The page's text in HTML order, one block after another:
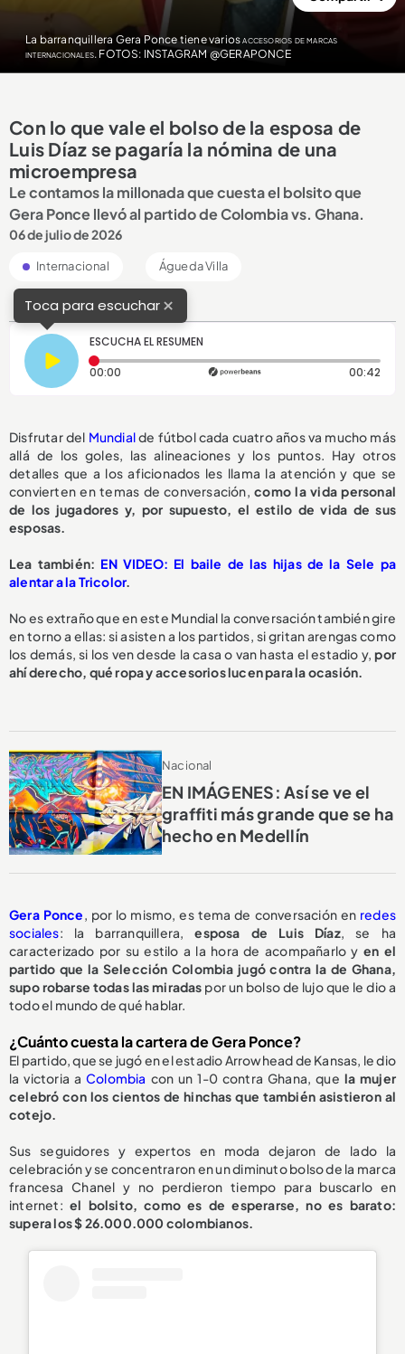
La barranquillera Gera Ponce tiene variosaccesorios de marcas
internacionales. FOTOS: INSTAGRAM @GERAPONCE
Con lo que vale el bolso de la esposa de
Luis Díaz se pagaría la nómina de una
microempresa
Le contamos la millonada que cuesta el bolsito que
Gera Ponce llevó al partido de Colombia vs. Ghana.
06 de julio de 2026
Internacional Águeda Villa
Toca para escuchar×
ESCUCHA EL RESUMEN
00:00 Tiempo transcurrido: 0 segundos 00:42
Disfrutar del Mundialde fútbol cada cuatro años va mucho más
allá de los goles, las alineaciones y los puntos. Hay otros
detalles que a los aficionados les llama la atención y que se
convierten en temas de conversación, como la vida personal
de los jugadores y, por supuesto, el estilo de vida de sus
esposas.
Lea también: EN VIDEO: El baile de las hijas de la Sele pa
alentar a la Tricolor.
No es extraño que en este Mundial la conversación también gire
en torno a ellas: si asisten a los partidos, si gritan arengas como
los demás, si los ven desde la casa o van hasta el estadio y,por
ahí derecho, qué ropa y accesorios lucen para la ocasión.
Nacional
EN IMÁGENES: Así se ve el
graffiti más grande que se ha
hecho en Medellín
Gera Ponce, por lo mismo, es tema de conversación en redes
sociales: la barranquillera,esposa de Luis Díaz, se ha
caracterizado por su estilo a la hora de acompañarlo y en el
partido que la Selección Colombia jugó contra la de Ghana,
supo robarse todas las miradas por un bolso de lujo que le dio a
todo el mundo de qué hablar.
¿Cuánto cuesta la cartera de Gera Ponce?
El partido, que se jugó en el estadio Arrowhead de Kansas, le dio
la victoria a Colombia con un 1-0 contra Ghana, que la mujer
celebró con los cientos de hinchas que también asistieron al
cotejo.
Sus seguidores y expertos en moda dejaron de lado la
celebración y se concentraron en un diminuto bolso de la marca
francesa Chanel y no perdieron tiempo para buscarlo en
internet: el bolsito, como es de esperarse, no es barato:
supera los $ 26.000.000 colombianos.